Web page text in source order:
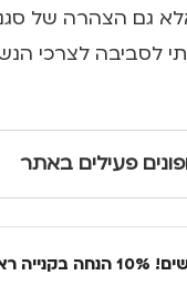
גם הצהרה של
לסביבה לצרכי
פעילים באתר